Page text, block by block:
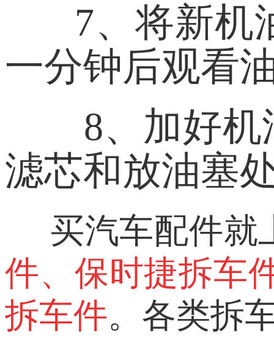
7、将新机
一分钟后观看
8、加好
滤芯和放油塞
买汽车配件就
件、保时捷拆车
拆车件。各类拆